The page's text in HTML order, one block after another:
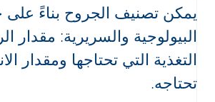
يمكن تصنيف الجروح بناءً على
البيولوجية والسريرية: مقدار
التغذية التي تحتاجها ومقدار
تحتاجه.